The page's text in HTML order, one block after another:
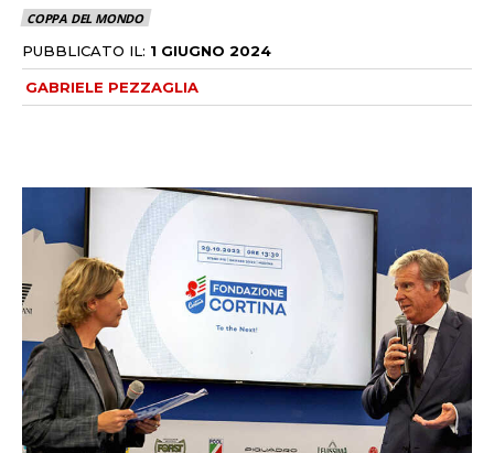
COPPA DEL MONDO
PUBBLICATO IL: 1 GIUGNO 2024
GABRIELE PEZZAGLIA